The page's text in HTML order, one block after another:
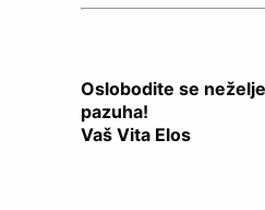
Oslobodite se
pazuha!
Vaš Vita Elos